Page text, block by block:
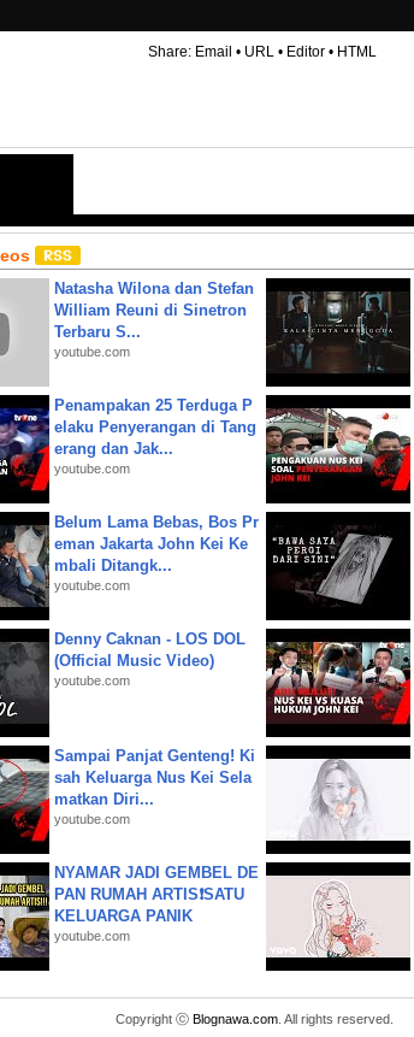
Share: Email • URL • Editor • HTML
Natasha Wilona dan Stefan
William Reuni di Sinetron
Terbaru S...
youtube.com
Penampakan 25 Terduga P
elaku Penyerangan di Tang
erang dan Jak...
youtube.com
Belum Lama Bebas, Bos Pr
eman Jakarta John Kei Ke
mbali Ditangk...
youtube.com
Denny Caknan - LOS DOL
(Official Music Video)
youtube.com
Sampai Panjat Genteng! Ki
sah Keluarga Nus Kei Sela
matkan Diri...
youtube.com
NYAMAR JADI GEMBEL DE
PAN RUMAH ARTIS❗SATU
KELUARGA PANIK
youtube.com
Copyright ⓒ Blognawa.com. All rights reserved.